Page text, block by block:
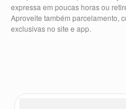
expressa em poucas horas ou
Aproveite também parcelamento,
exclusivas no site e app.
8º teste gravidez
9º esmalte